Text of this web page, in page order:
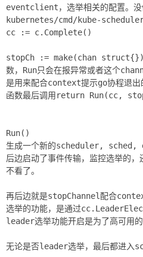
eventclient，选举相关的配置。没
kubernetes/cmd/kube-
cc := c.Complete()
stopCh := make(chan struct{})
数，Run只会在报异常或者这个
是用来配合context提示go协程退出
函数最后调用return Run(cc,
Run()
生成一个新的scheduler,
后边启动了事件传输，监控选举的
不看了。
再后边就是stopChannel配合
选举的功能，是通过
leader选举功能开启是为了高可用
无论是否leader选举，最后都进入